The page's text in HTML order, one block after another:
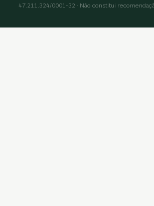
47.211.324/0001-32 · Não constitui